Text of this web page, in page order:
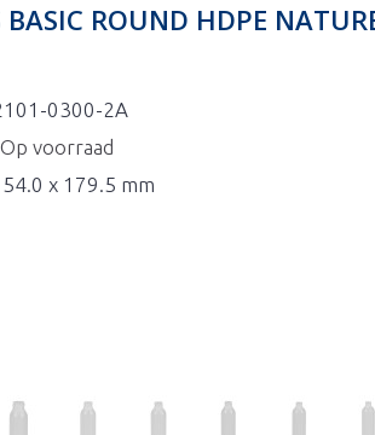
ROUND HDPE
0300-2A
Op voorraad
x 179.5 mm